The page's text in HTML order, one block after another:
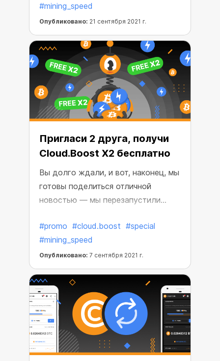
Cloud.Boost X2 и увеличьте свой
доход.
#mining_speed
Опубликовано: 21 сентября 2021 г.
Пригласи 2 друга, получи
Cloud.Boost X2 бесплатно
Вы долго ждали, и вот, наконец, мы
готовы поделиться отличной
новостью — мы перезапустили
Вы можете получить бесплатный
30-дневный доступ к Cloud.Boost
X2, пригласив новых пользователей
установить браузер CryptoTab.
Идеальная возможность для
расширения вашей майнинг-сети и
получения стабильного
долгосрочного дохода
#promo #cloud.boost #special
#mining_speed
Опубликовано: 7 сентября 2021 г.